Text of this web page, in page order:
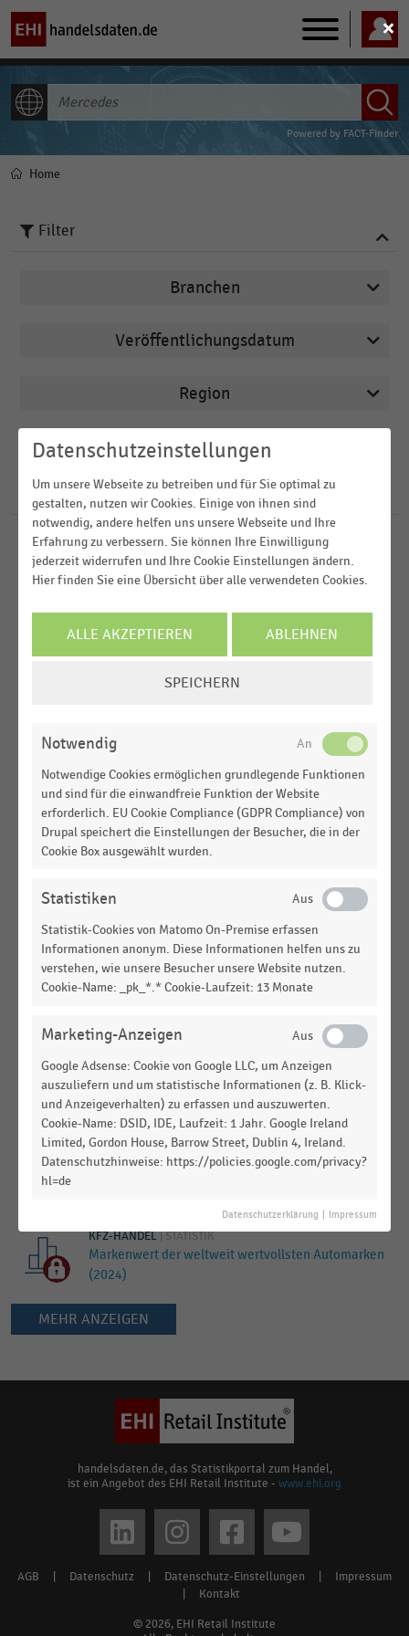
Main
navigation
Powered by FACT-Finder
Pfadnavigation
Home
47Ergebnisse fürMercedes
TANKSTELLEN| STATISTIK
Top 5 der Betreiber von öffentlichen
Ladeeinrichtungen für Kraftfahrzeuge in
Deutschland (2025)
Europas (2025)
Top-5-Betreiber von öffentlichen Ladesäulen in
EINKOMMEN, KAUFKRAFT, KONSUM,
LEBENSBEDINGUNGEN|
Top 50 der wertvollsten deutschen Marken nach
Markenwert (2026)
INTERNATIONALER HANDEL
Markenwert der wertvollsten Unternehmen
Europas (2024)
EINKOMMEN, KAUFKRAFT, KONSUM,
LEBENSBEDINGUNGEN|
STATISTIK
Markenwert (2025)
KFZ-HANDEL|STATISTIK
Markenwert der weltweit wertvollsten Automarken
(2025)
EINKOMMEN, KAUFKRAFT, KONSUM,
LEBENSBEDINGUNGEN|
STATISTIK
KFZ-HANDEL|STATISTIK
Markenwert der weltweit wertvollsten Automarken
(2024)
MEHR ANZEIGEN
Ergebnisse
überprüfen
Rechtschreibung
oder
Filter
Branchen
Deutschsprachiger Einzelhandel
Einkommen, Kaufkraft, Konsum,
Internationaler Handel
Konsumgüterindustrie
MEHR ANZEIGEN
Veröffentlichungsdatum
2024
2023
2022
MEHR ANZEIGEN
Region
Deutschland
Weltweit
Europa
FILTER ZURÜCKSETZEN
handelsdaten.de, das Statistikportal zum Handel,
ist ein Angebot des EHI Retail Institute - www.ehi.org
© 2026, EHI Retail Institute
Footer
AGB Datenschutz Datenschutz-Einstellungen
Impressum
Kontakt
Datenschutzeinstellungen
Um unsere Webseite zu betreiben und für Sie optimal zu
gestalten, nutzen wir Cookies. Einige von ihnen sind
notwendig, andere helfen uns unsere Webseite und Ihre
Erfahrung zu verbessern. Sie können Ihre Einwilligung
jederzeit widerrufen und Ihre Cookie Einstellungen ändern.
Hier finden Sie eine Übersicht über alle verwendeten Cookies.
ALLE AKZEPTIEREN ABLEHNEN
SPEICHERN
Notwendig
Notwendige Cookies ermöglichen grundlegende Funktionen
und sind für die einwandfreie Funktion der Website
erforderlich. EU Cookie Compliance (GDPR Compliance) von
Drupal speichert die Einstellungen der Besucher, die in der
Cookie Box ausgewählt wurden.
Statistiken
Statistik-Cookies von Matomo On-Premise erfassen
Informationen anonym. Diese Informationen helfen uns zu
verstehen, wie unsere Besucher unsere Website nutzen.
Cookie-Name: _pk_*.* Cookie-Laufzeit: 13 Monate
Marketing-Anzeigen
Google Adsense: Cookie von Google LLC, um Anzeigen
auszuliefern und um statistische Informationen (z. B. Klick-
und Anzeigeverhalten) zu erfassen und auszuwerten.
Cookie-Name: DSID, IDE, Laufzeit: 1 Jahr. Google Ireland
Limited, Gordon House, Barrow Street, Dublin 4, Ireland.
Datenschutzhinweise: https://policies.google.com/privacy?
hl=de
Datenschutzerklärung Impressum